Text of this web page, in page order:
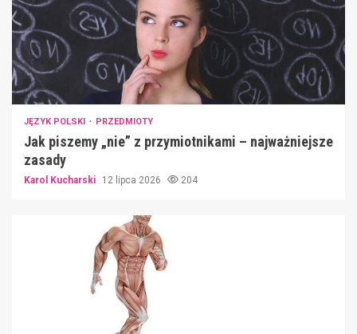
JĘZYK POLSKI PRZEDMIOTY
Jak piszemy „nie” z przymiotnikami – najważniejsze
zasady
Karol Kucharski 12 lipca 2026 204